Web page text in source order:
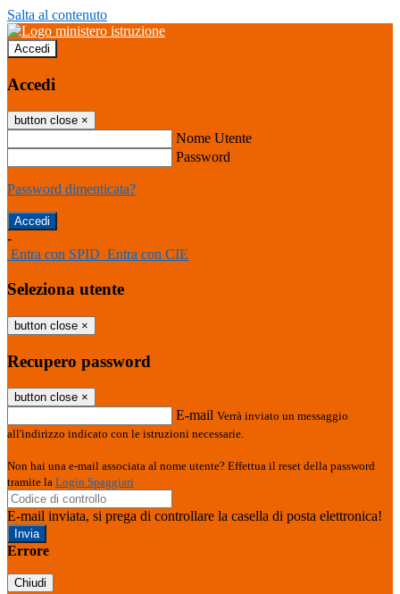
Salta al contenuto
Accedi
Accedi
button close ×
Nome Utente
Password
Password dimenticata?
-
Entra con SPID Entra con CIE
Seleziona utente
button close ×
Recupero password
button close ×
E-mail Verrà inviato un messaggio
all'indirizzo indicato con le istruzioni necessarie.
Non hai una e-mail associata al nome utente? Effettua il reset della password
tramite la Login Spaggiari
E-mail inviata, si prega di controllare la casella di posta elettronica!
Errore
Chiudi